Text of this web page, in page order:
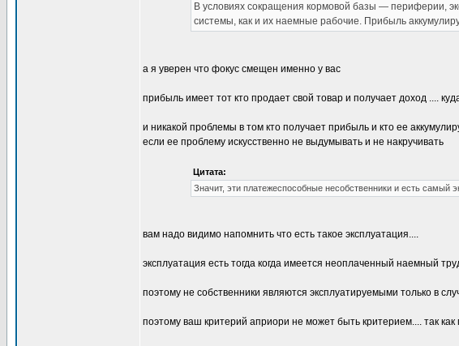
В условиях сокращения кормовой базы — периферии,
системы, как и их наемные рабочие. Прибыль
а я уверен что фокус смещен именно у вас
прибыль имеет тот кто продает свой товар и получает доход ....
и никакой проблемы в том кто получает прибыль и кто ее
если ее проблему искусственно не выдумывать и не накручивать
Цитата:
Значит, эти платежеспособные несобственники и есть самый
вам надо видимо напомнить что есть такое эксплуатация....
эксплуатация есть тогда когда имеется неоплаченный наемный
поэтому не собственники являются эксплуатируемыми только в
поэтому ваш критерий априори не может быть критерием.... так